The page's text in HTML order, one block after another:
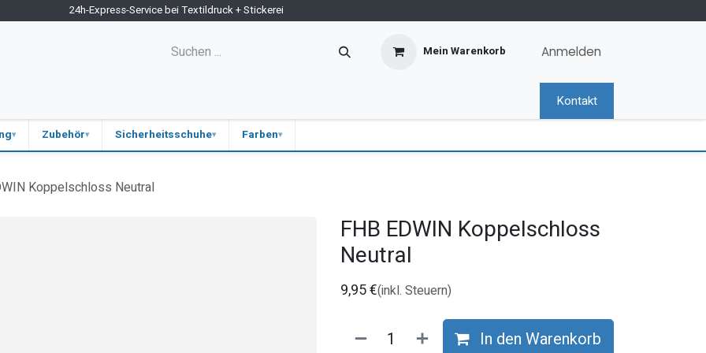
24h-Express-Service bei Textildruck + Stickerei
Mein Warenkorb Anmelden
Kontakt
Zubehör Sicherheitsschuhe Farben
Koppelschloss Neutral
FHB EDWIN Koppelschloss
Neutral
9,95€(inkl. Steuern)
In den Warenkorb